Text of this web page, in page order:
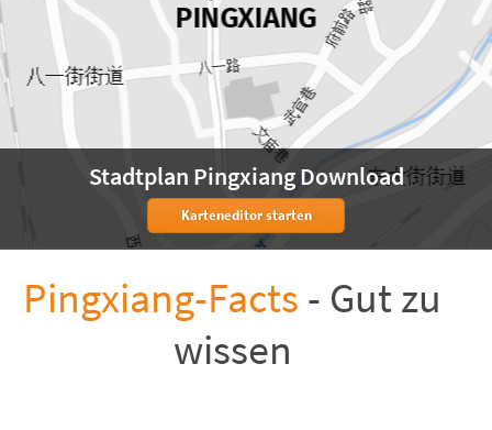
Stadtplan Pingxiang Download
Karteneditor starten
Pingxiang-Facts - Gut zu
wissen